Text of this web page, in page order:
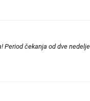
Period čekanja od dve